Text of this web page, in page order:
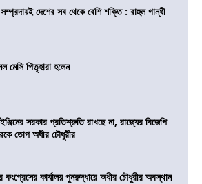
দেশের সব থেকে বেশি শক্তি : রাহুল গান্ধী
মেসি পিতৃহারা হলেন
সরকার প্রতিশ্রুতি রাখছে না, রাজ্যের বিজেপি
তোপ অধীর চৌধুরীর
কংগ্রেসের কার্যালয় পুনরুদ্ধারে অধীর চৌধুরীর অবস্থান